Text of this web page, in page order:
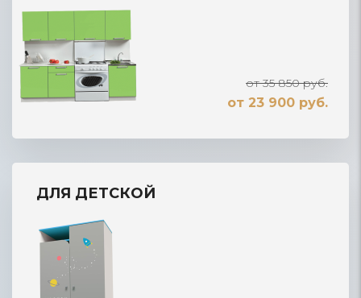
от 35 850 руб.
от 23 900 руб.
ДЛЯ ДЕТСКОЙ